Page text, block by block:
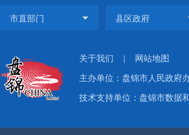
关于我们 网站地图
主办单位：盘锦市人民政
技术支持单位：盘锦市数据